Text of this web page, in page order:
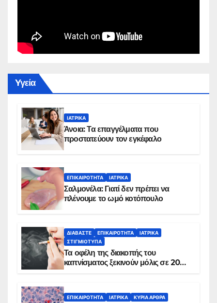
Yγεία
ΙΑΤΡΙΚΆ
Άνοια: Τα επαγγέλματα που
προστατεύουν τον εγκέφαλο
ΕΠΙΚΑΙΡΌΤΗΤΑ ΙΑΤΡΙΚΆ
Σαλμονέλα: Γιατί δεν πρέπει να
πλένουμε το ωμό κοτόπουλο
ΔΙΑΒΆΣΤΕ ΕΠΙΚΑΙΡΌΤΗΤΑ
ΙΑΤΡΙΚΆ
ΣΤΙΓΜΙΌΤΥΠΑ
Τα οφέλη της διακοπής του
καπνίσματος ξεκινούν μόλις σε 20
ΕΠΙΚΑΙΡΌΤΗΤΑ ΙΑΤΡΙΚΆ ΚΥΡΙΑ ΑΡΘΡΑ